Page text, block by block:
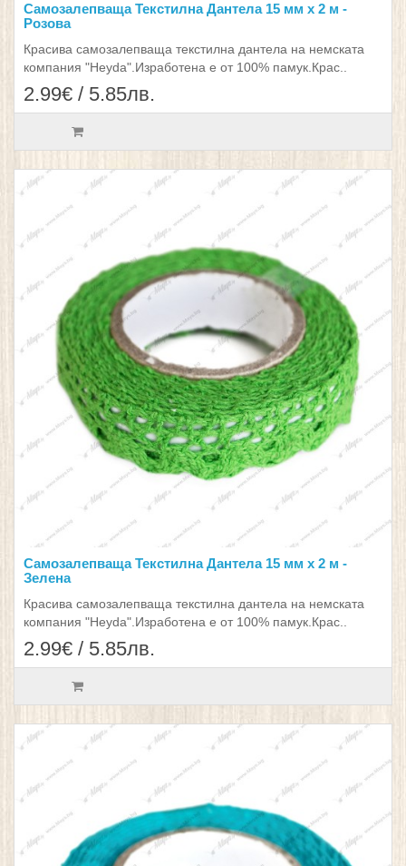
Самозалепваща Текстилна Дантела 15 мм х 2 м -
Розова
Красива самозалепваща текстилна дантела на немската
компания "Heyda".Изработена е от 100% памук.Крас..
2.99€ / 5.85лв.
Самозалепваща Текстилна Дантела 15 мм х 2 м -
Зелена
Красива самозалепваща текстилна дантела на немската
компания "Heyda".Изработена е от 100% памук.Крас..
2.99€ / 5.85лв.